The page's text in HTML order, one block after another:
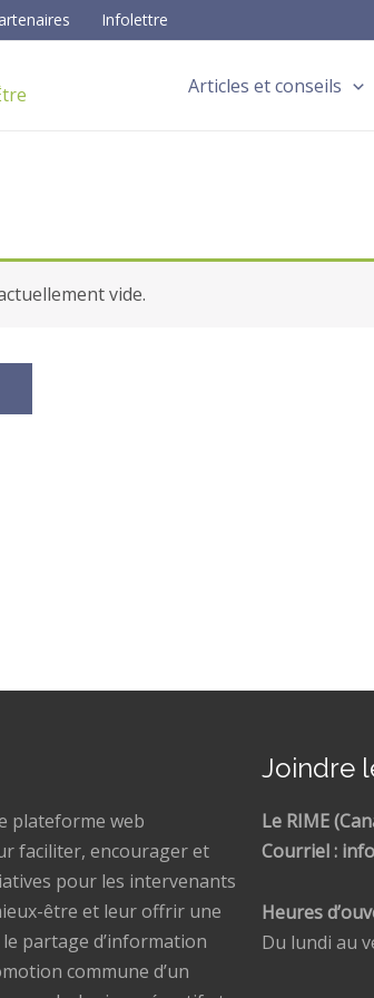
Infolettre
Articles et conseils
vide.
plateforme web
faciliter, encourager et
pour les intervenants
être et leur offrir une
partage d’information
commune d’un
Joindre
Le RIME
Courriel :
Heures
Du lundi au